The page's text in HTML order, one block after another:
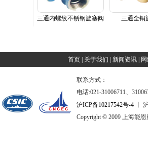
三通内螺纹不锈钢旋塞阀 三通全铜
首页| 关于我们 新闻资讯|
联系方式：
电话:021-31006711、
沪ICP备10217542号-4 丨
Copyright © 2009 上海能